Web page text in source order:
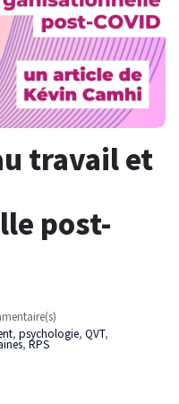
travail et
post-
, psychologie, QVT,
, RPS